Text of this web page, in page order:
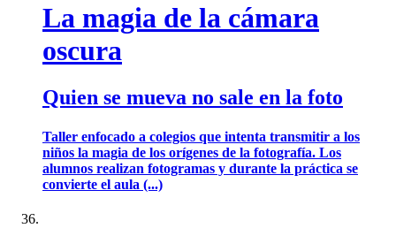
La magia de la cámara
oscura
Quien se mueva no sale en la foto
Taller enfocado a colegios que intenta transmitir a los
niños la magia de los orígenes de la fotografía. Los
alumnos realizan fotogramas y durante la práctica se
convierte el aula (...)